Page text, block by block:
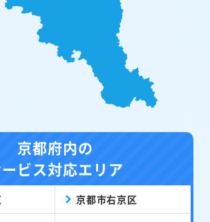
京都府内の
ビス対応エリア
京都市右京区